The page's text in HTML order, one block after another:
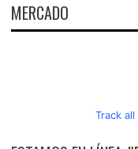
MERCADO
Track